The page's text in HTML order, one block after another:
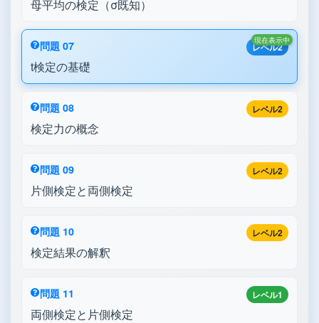
母平均の検定（σ既知）
レベル2
問題 07
t検定の基礎
現在表示中
レベル2
問題 08
検定力の概念
レベル2
問題 09
片側検定と両側検定
レベル2
問題 10
検定結果の解釈
レベル1
問題 11
両側検定と片側検定